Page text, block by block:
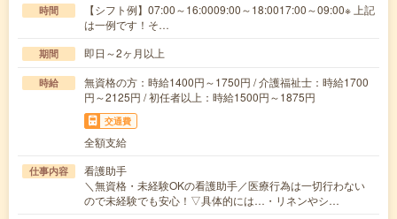
時間
【シフト例】07:00～16:0009:00～18:0017:00～09:00※ 上記
は一例です！そ…
期間 即日～2ヶ月以上
時給
無資格の方：時給1400円～1750円 / 介護福祉士：時給1700
円～2125円 / 初任者以上：時給1500円～1875円
交通費
全額支給
仕事内容
看護助手
＼無資格・未経験OKの看護助手／医療行為は一切行わない
ので未経験でも安心！▽具体的には…・リネンやシ…